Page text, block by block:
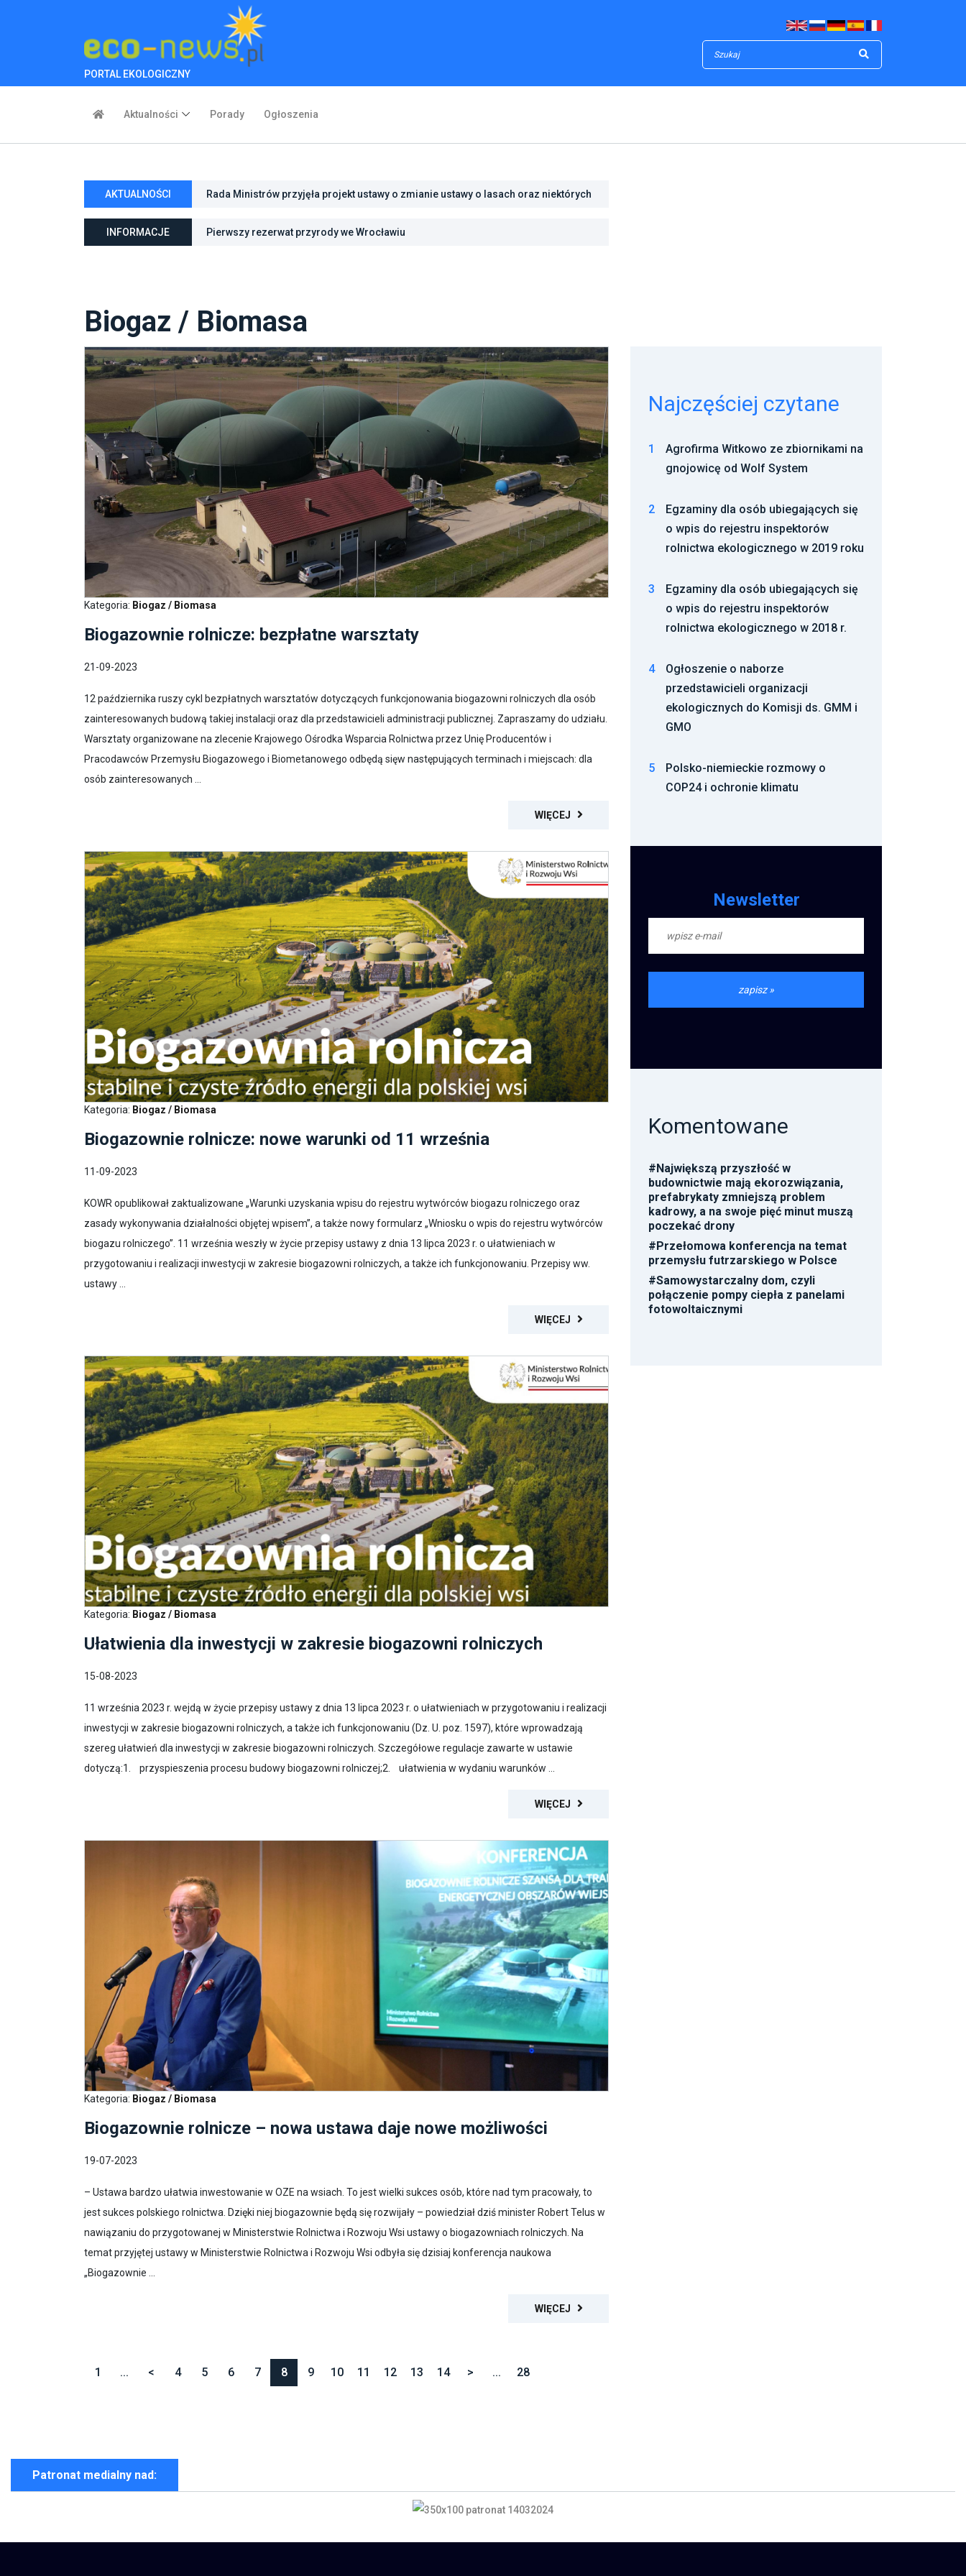
PORTAL EKOLOGICZNY
Aktualności Porady Ogłoszenia
AKTUALNOŚCI Rada Ministrów przyjęła projekt ustawy o zmianie ustawy o lasach oraz niektórych
INFORMACJE
Pierwszy rezerwat przyrody we Wrocławiu
Biogaz / Biomasa
Kategoria: Biogaz / Biomasa
Biogazownie rolnicze: bezpłatne warsztaty
21-09-2023
12 października ruszy cykl bezpłatnych warsztatów dotyczących funkcjonowania biogazowni rolniczych dla osób
zainteresowanych budową takiej instalacji oraz dla przedstawicieli administracji publicznej. Zapraszamy do udziału.
Warsztaty organizowane na zlecenie Krajowego Ośrodka Wsparcia Rolnictwa przez Unię Producentów i
Pracodawców Przemysłu Biogazowego i Biometanowego odbędą sięw następujących terminach i miejscach: dla
osób zainteresowanych ...
WIĘCEJ
Kategoria: Biogaz / Biomasa
Biogazownie rolnicze: nowe warunki od 11 września
11-09-2023
KOWR opublikował zaktualizowane „Warunki uzyskania wpisu do rejestru wytwórców biogazu rolniczego oraz
zasady wykonywania działalności objętej wpisem”, a także nowy formularz „Wniosku o wpis do rejestru wytwórców
biogazu rolniczego”. 11 września weszły w życie przepisy ustawy z dnia 13 lipca 2023 r. o ułatwieniach w
przygotowaniu i realizacji inwestycji w zakresie biogazowni rolniczych, a także ich funkcjonowaniu. Przepisy ww.
ustawy ...
WIĘCEJ
Kategoria: Biogaz / Biomasa
Ułatwienia dla inwestycji w zakresie biogazowni rolniczych
15-08-2023
11 września 2023 r. wejdą w życie przepisy ustawy z dnia 13 lipca 2023 r. o ułatwieniach w przygotowaniu i realizacji
inwestycji w zakresie biogazowni rolniczych, a także ich funkcjonowaniu (Dz. U. poz. 1597), które wprowadzają
szereg ułatwień dla inwestycji w zakresie biogazowni rolniczych. Szczegółowe regulacje zawarte w ustawie
dotyczą:1. przyspieszenia procesu budowy biogazowni rolniczej;2. ułatwienia w wydaniu warunków ...
WIĘCEJ
Kategoria: Biogaz / Biomasa
Biogazownie rolnicze – nowa ustawa daje nowe możliwości
19-07-2023
– Ustawa bardzo ułatwia inwestowanie w OZE na wsiach. To jest wielki sukces osób, które nad tym pracowały, to
jest sukces polskiego rolnictwa. Dzięki niej biogazownie będą się rozwijały – powiedział dziś minister Robert Telus w
nawiązaniu do przygotowanej w Ministerstwie Rolnictwa i Rozwoju Wsi ustawy o biogazowniach rolniczych. Na
temat przyjętej ustawy w Ministerstwie Rolnictwa i Rozwoju Wsi odbyła się dzisiaj konferencja naukowa
„Biogazownie ...
WIĘCEJ
1 ... < 4 5 6 7 8 9 10 11 12 13 14 > ... 28
Najczęściej czytane
1
Agrofirma Witkowo ze zbiornikami na
gnojowicę od Wolf System
2
Egzaminy dla osób ubiegających się
o wpis do rejestru inspektorów
rolnictwa ekologicznego w 2019 roku
3
Egzaminy dla osób ubiegających się
o wpis do rejestru inspektorów
rolnictwa ekologicznego w 2018 r.
4
Ogłoszenie o naborze
przedstawicieli organizacji
ekologicznych do Komisji ds. GMM i
GMO
5
Polsko-niemieckie rozmowy o
COP24 i ochronie klimatu
Newsletter
Komentowane
#Największą przyszłość w
budownictwie mają ekorozwiązania,
prefabrykaty zmniejszą problem
kadrowy, a na swoje pięć minut muszą
poczekać drony
#Przełomowa konferencja na temat
przemysłu futrzarskiego w Polsce
#Samowystarczalny dom, czyli
połączenie pompy ciepła z panelami
fotowoltaicznymi
Patronat medialny nad: